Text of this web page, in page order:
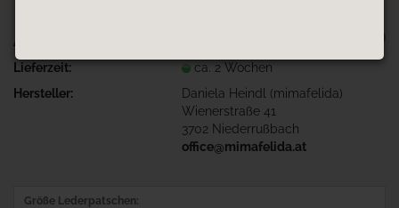
Art.Nr.:
Lieferzeit:
ca. 2 Wochen
Hersteller:
Daniela Heindl (mimafelida)
Wienerstraße 41
3702 Niederrußbach
office@mimafelida.at
Größe Lederpatschen: